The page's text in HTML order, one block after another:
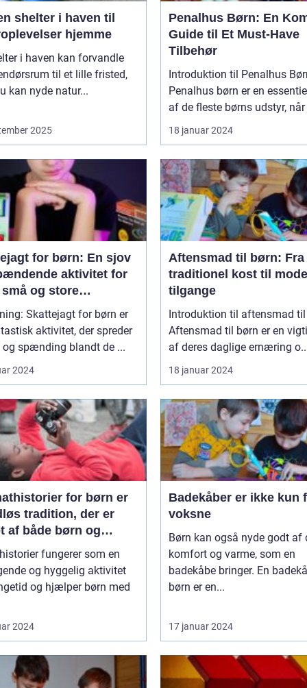
shelter i haven til
hjemme
i haven kan forvandle
til et lille fristed,
kan nyde natur...
2025
Penalhus Børn: En
Guide til Et Must-Have
Tilbehør
Introduktion til Penalhus
Penalhus børn er en
af de fleste børns udstyr, når
18 januar 2024
for børn: En sjov
aktivitet for
og store
Skattejagt for børn er
aktivitet, der spreder
spænding blandt de ...
2024
Aftensmad til børn: Fra
traditionel kost til
tilgange
Introduktion til aftensmad
Aftensmad til børn er en
af deres daglige ernæring
18 januar 2024
for børn er
tradition, der er
af både børn og
over hele verden
fungerer som en
og hyggelig aktivitet
og hjælper børn med
2024
Badekåber er ikke kun
voksne
Børn kan også nyde godt af
komfort og varme, som en
badekåbe bringer. En
børn er en...
17 januar 2024